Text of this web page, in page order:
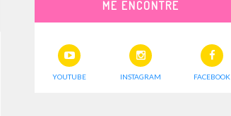
ME ENCONTRE
YOUTUBE INSTAGRAM FACEBOOK